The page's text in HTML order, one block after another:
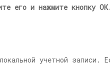
его и нажмите кнопку
учетной записи.